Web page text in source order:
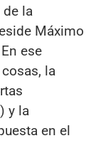
la
Máximo
ese
la
y la
en el